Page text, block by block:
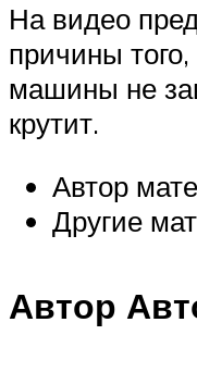
На видео
причины того,
машины не
крутит.
Автор
Другие
Автор